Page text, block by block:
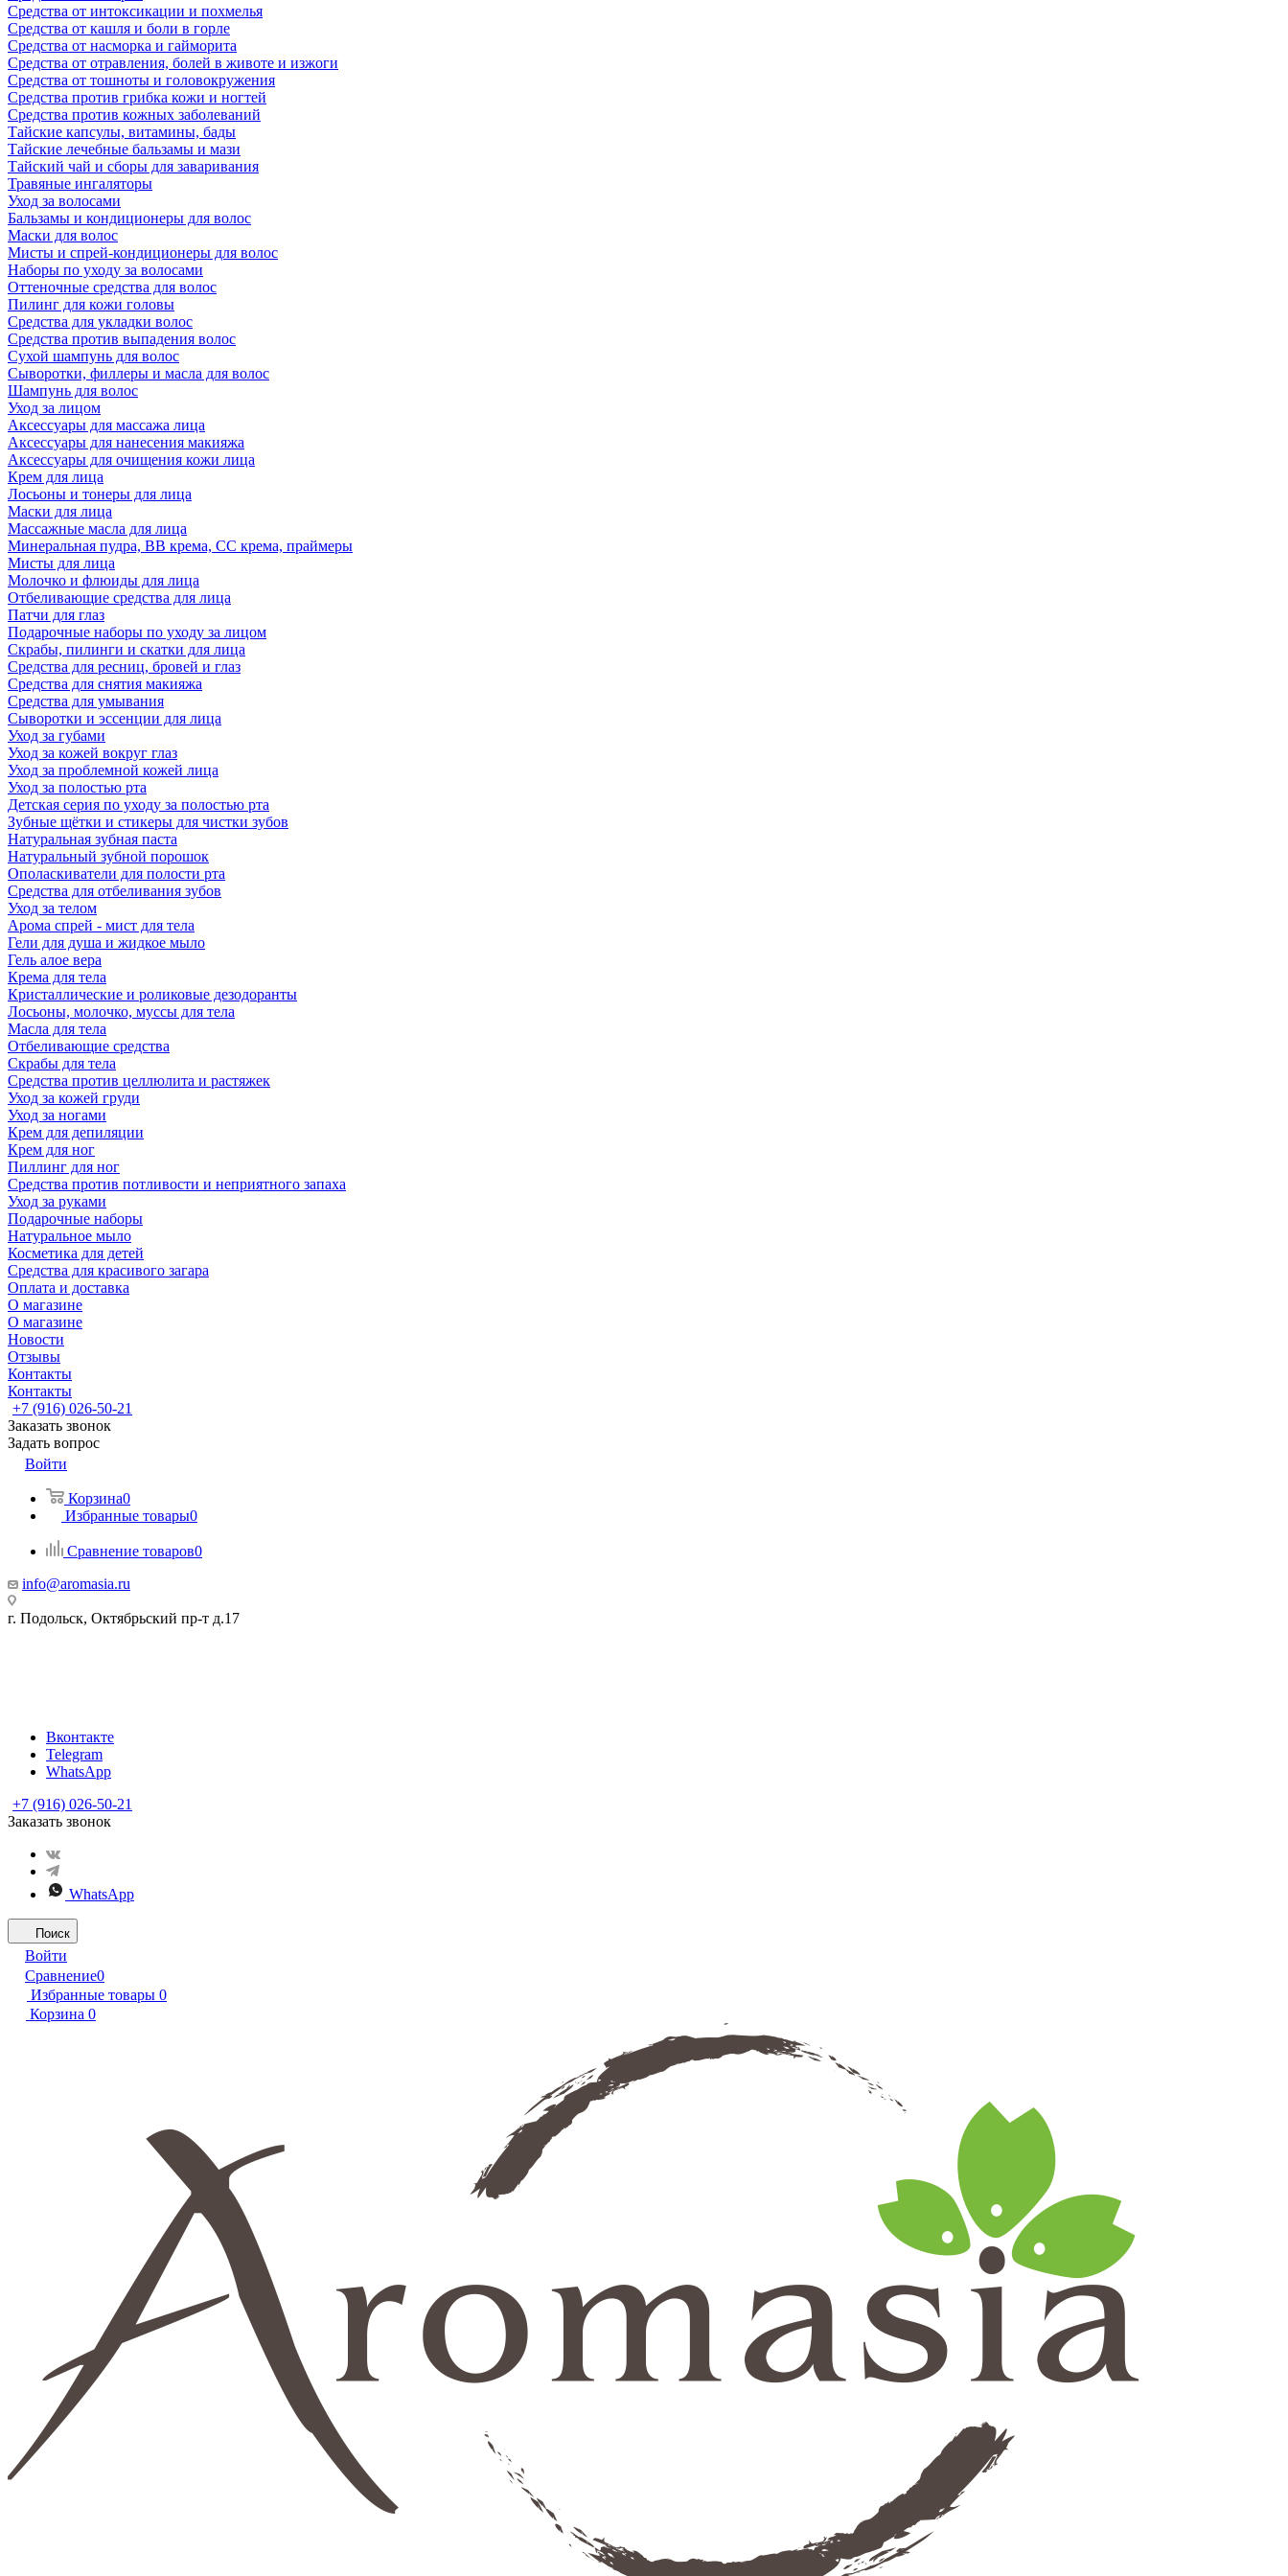
Средства от интоксикации и похмелья
Средства от кашля и боли в горле
Средства от насморка и гайморита
Средства от отравления, болей в животе и изжоги
Средства от тошноты и головокружения
Средства против грибка кожи и ногтей
Средства против кожных заболеваний
Тайские капсулы, витамины, бады
Тайские лечебные бальзамы и мази
Тайский чай и сборы для заваривания
Травяные ингаляторы
Уход за волосами
Бальзамы и кондиционеры для волос
Маски для волос
Мисты и спрей-кондиционеры для волос
Наборы по уходу за волосами
Оттеночные средства для волос
Пилинг для кожи головы
Средства для укладки волос
Средства против выпадения волос
Сухой шампунь для волос
Сыворотки, филлеры и масла для волос
Шампунь для волос
Уход за лицом
Аксессуары для массажа лица
Аксессуары для нанесения макияжа
Аксессуары для очищения кожи лица
Крем для лица
Лосьоны и тонеры для лица
Маски для лица
Массажные масла для лица
Минеральная пудра, BB крема, СС крема, праймеры
Мисты для лица
Молочко и флюиды для лица
Отбеливающие средства для лица
Патчи для глаз
Подарочные наборы по уходу за лицом
Скрабы, пилинги и скатки для лица
Средства для ресниц, бровей и глаз
Средства для снятия макияжа
Средства для умывания
Сыворотки и эссенции для лица
Уход за губами
Уход за кожей вокруг глаз
Уход за проблемной кожей лица
Уход за полостью рта
Детская серия по уходу за полостью рта
Зубные щётки и стикеры для чистки зубов
Натуральная зубная паста
Натуральный зубной порошок
Ополаскиватели для полости рта
Средства для отбеливания зубов
Уход за телом
Арома спрей - мист для тела
Гели для душа и жидкое мыло
Гель алое вера
Крема для тела
Кристаллические и роликовые дезодоранты
Лосьоны, молочко, муссы для тела
Масла для тела
Отбеливающие средства
Скрабы для тела
Средства против целлюлита и растяжек
Уход за кожей груди
Уход за ногами
Крем для депиляции
Крем для ног
Пиллинг для ног
Средства против потливости и неприятного запаха
Уход за руками
Подарочные наборы
Натуральное мыло
Косметика для детей
Средства для красивого загара
Оплата и доставка
О магазине
О магазине
Новости
Отзывы
Контакты
Контакты
+7 (916) 026-50-21
Заказать звонок
Задать вопрос
Войти
Корзина0
Избранные товары0
Сравнение товаров0
info@aromasia.ru
г. Подольск, Октябрьский пр-т д.17
Вконтакте
Telegram
WhatsApp
+7 (916) 026-50-21
Заказать звонок
WhatsApp
Поиск
Войти
Сравнение0
Избранные товары 0
Корзина 0